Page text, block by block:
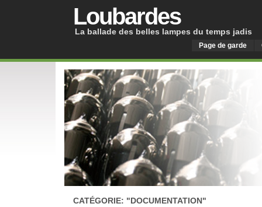
Loubardes
La ballade des belles lampes du temps jadis
Page de garde
CATÉGORIE: "DOCUMENTATION"